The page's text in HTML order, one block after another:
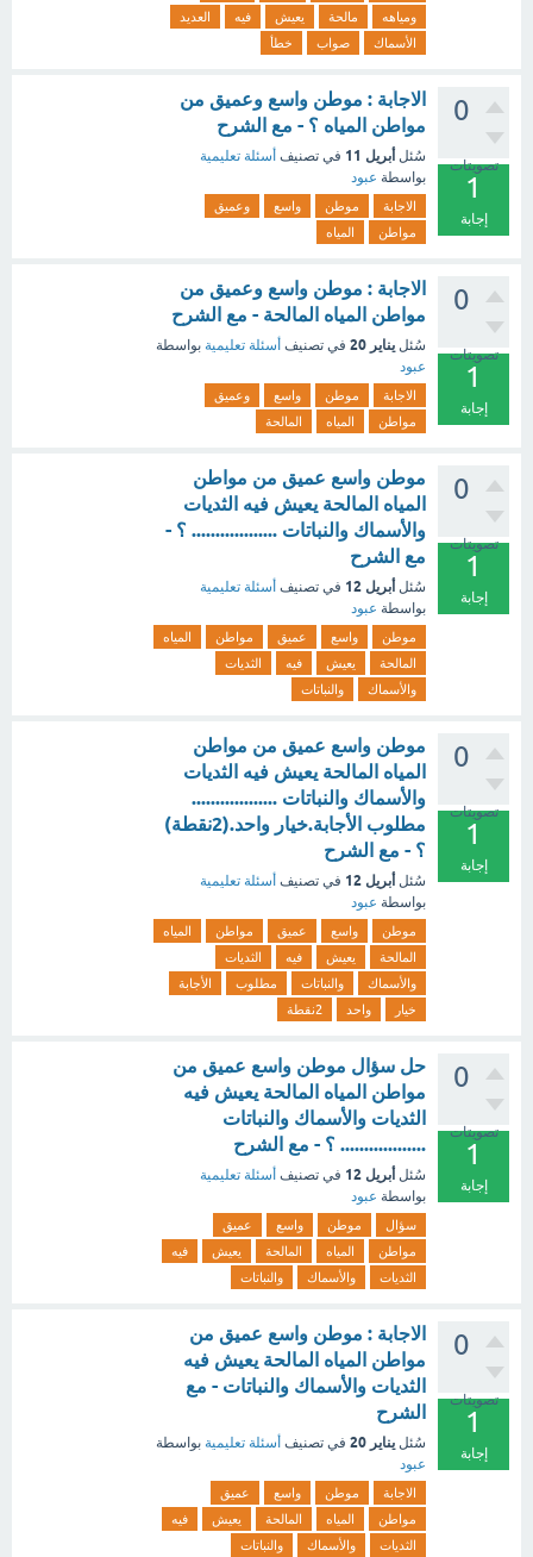
ومياهه
مالحة يعيش فيه
العديد
الأسماك
صواب خطأ
0
تصويتات
1
إجابة
الاجابة : موطن واسع وعميق من
مواطن المياه ؟ - مع الشرح
سُئل أبريل 11 في تصنيف أسئلة تعليمية
بواسطة عبود
الاجابة موطن واسع
وعميق
مواطن
المياه
0
تصويتات
1
إجابة
الاجابة : موطن واسع وعميق من
مواطن المياه المالحة - مع الشرح
سُئل يناير 20 في تصنيف أسئلة تعليمية بواسطة
عبود
الاجابة موطن واسع
وعميق
مواطن
المياه المالحة
0
تصويتات
1
إجابة
موطن واسع عميق من مواطن
المياه المالحة يعيش فيه الثديات
والأسماك والنباتات .................. ؟ -
مع الشرح
سُئل أبريل 12 في تصنيف أسئلة تعليمية
بواسطة عبود
موطن واسع عميق مواطن
المياه
المالحة
يعيش فيه
الثديات
والأسماك
والنباتات
0
تصويتات
1
إجابة
موطن واسع عميق من مواطن
المياه المالحة يعيش فيه الثديات
والأسماك والنباتات ..................
مطلوب الأجابة.خيار واحد.(2نقطة)
؟ - مع الشرح
سُئل أبريل 12 في تصنيف أسئلة تعليمية
بواسطة عبود
موطن واسع عميق مواطن
المياه
المالحة
يعيش فيه
الثديات
والأسماك
والنباتات مطلوب
الأجابة
خيار
واحد 2نقطة
0
تصويتات
1
إجابة
حل سؤال موطن واسع عميق من
مواطن المياه المالحة يعيش فيه
الثديات والأسماك والنباتات
.................. ؟ - مع الشرح
سُئل أبريل 12 في تصنيف أسئلة تعليمية
بواسطة عبود
سؤال موطن واسع
عميق
مواطن
المياه المالحة يعيش
فيه
الثديات
والأسماك والنباتات
0
تصويتات
1
إجابة
الاجابة : موطن واسع عميق من
مواطن المياه المالحة يعيش فيه
الثديات والأسماك والنباتات - مع
الشرح
سُئل يناير 20 في تصنيف أسئلة تعليمية بواسطة
عبود
الاجابة موطن واسع
عميق
مواطن
المياه المالحة يعيش
فيه
الثديات
والأسماك والنباتات